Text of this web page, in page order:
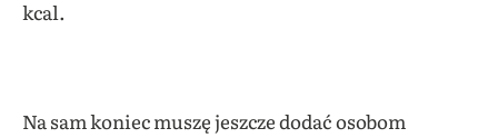
kcal.
Na sam koniec muszę jeszcze dodać osobom